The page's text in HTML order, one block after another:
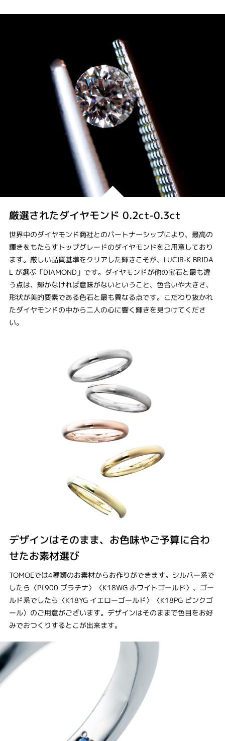
厳選されたダイヤモンド 0.2ct-0.3ct
世界中のダイヤモンド商社とのパートナーシップにより、最高の
輝きをもたらすトップグレードのダイヤモンドをご用意しており
ます。厳しい品質基準をクリアした輝きこそが、LUCIR-K BRIDA
L が選ぶ「DIAMOND」です。ダイヤモンドが他の宝石と最も違
う点は、輝かなければ意味がないということ、色合いや大きさ、
形状が美的要素である色石と最も異なる点です。こだわり抜かれ
たダイヤモンドの中から二人の心に響く輝きを見つけてくださ
い。
デザインはそのまま、お色味やご予算に合わ
せたお素材選び
TOMOEでは4種類のお素材からお作りができます。シルバー系で
したら〈Pt900 プラチナ〉〈K18WG ホワイトゴールド〉、ゴー
ルド系でしたら〈K18YG イエローゴールド〉〈K18PG ピンクゴ
ール〉のご用意がございます。デザインはそのままで色目をお好
みでおつくりするとこが出来ます。